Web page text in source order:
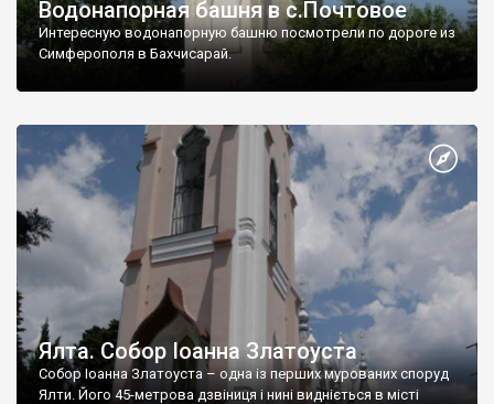
Водонапорная башня в с.Почтовое
Интересную водонапорную башню посмотрели по дороге из
Симферополя в Бахчисарай.
Ялта. Собор Іоанна Златоуста
Собор Іоанна Златоуста – одна із перших мурованих споруд
Ялти. Його 45-метрова дзвіниця і нині видніється в місті